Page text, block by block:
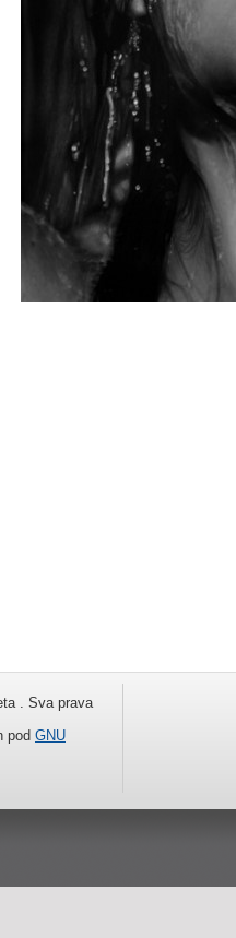
. Sva prava
pod GNU